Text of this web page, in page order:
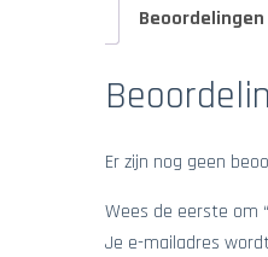
Beoordelingen
Er zijn nog geen
Wees de eerste om
Je e-mailadres